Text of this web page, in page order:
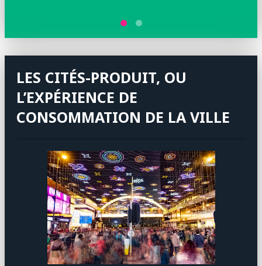
LES CITÉS-PRODUIT, OU
L’EXPÉRIENCE DE
CONSOMMATION DE LA VILLE